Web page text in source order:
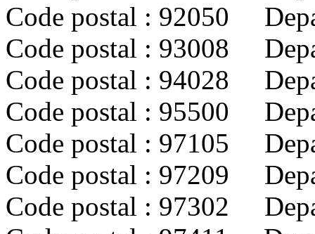
Code postal : 92050
Code postal : 93008
Code postal : 94028
Code postal : 95500
Code postal : 97105
Code postal : 97209
Code postal : 97302